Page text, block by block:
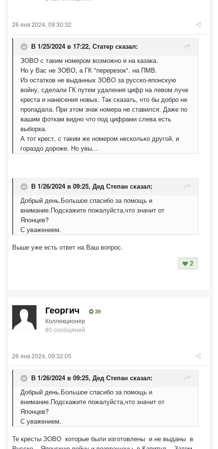
26 янв 2024, 09:30:32
В 1/25/2024 в 17:22, Статер сказал:
ЗОВО с таким номером возможно и на казака.
Но у Вас не ЗОВО, а ГК "перерезок". на ПМВ.
Из остатков не выданных ЗОВО за русско-японскую
войну, сделали ГК путем удаления цифр на левом луче
креста и нанесения новых. Так сказать, что бы добро не
пропадала. При этом знак номера не ставился. Даже по
вашим фоткам видно что под цифрами слева есть
выборка.
А тот крест, с таким же номером несколько другой, и
гораздо дороже. Но увы...
В 1/26/2024 в 09:25, Дед Степан сказал:
Добрый день.Большое спасибо за помощь и
внимание.Подскажите пожалуйста,что значит от
Японцев?
С уважением.
Выше уже есть ответ на Ваш вопрос.
2
Георгич 39
Коллекционер
80 сообщений
26 янв 2024, 09:32:05
В 1/26/2024 в 09:25, Дед Степан сказал:
Добрый день.Большое спасибо за помощь и
внимание.Подскажите пожалуйста,что значит от
Японцев?
С уважением.
Те кресты ЗОВО которые были изготовлены и не выданы в